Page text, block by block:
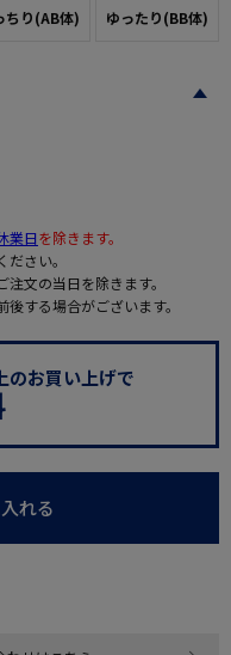
ちり(AB体) ゆったり(BB体)
業日を除きます。
ださい。
文の当日を除きます。
する場合がございます。
お買い上げで
れる